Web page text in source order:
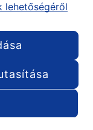
lehetőségéről